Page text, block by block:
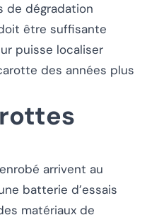
de dégradation
être suffisante
puisse localiser
des années plus
arrivent au
batterie d’essais
matériaux de